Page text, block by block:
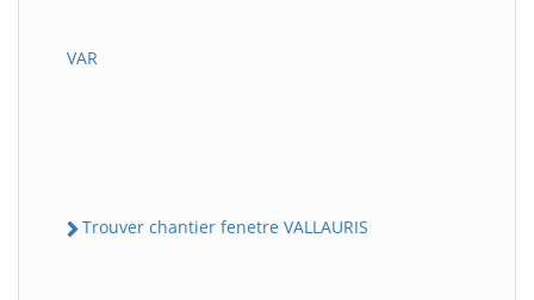
VAR
Trouver chantier fenetre VALLAURIS